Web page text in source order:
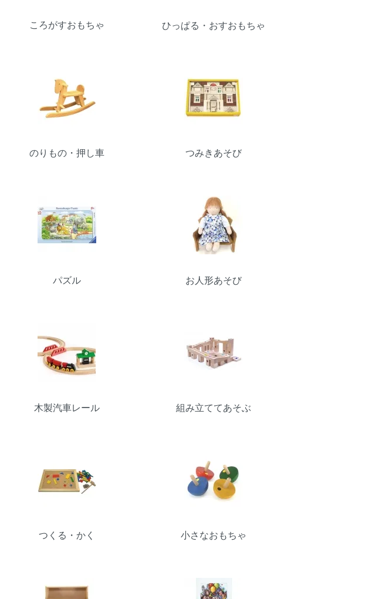
ころがすおもちゃ ひっぱる・おすおもちゃ
のりもの・押し車 つみきあそび
パズル お人形あそび
木製汽車レール 組み立ててあそぶ
つくる・かく 小さなおもちゃ